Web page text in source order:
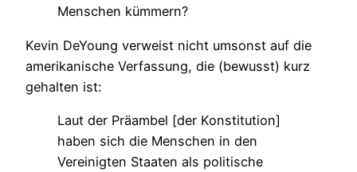
Menschen kümmern?
Kevin DeYoung verweist nicht umsonst auf die
amerikanische Verfassung, die (bewusst) kurz
gehalten ist:
Laut der Präambel [der Konstitution]
haben sich die Menschen in den
Vereinigten Staaten als politische